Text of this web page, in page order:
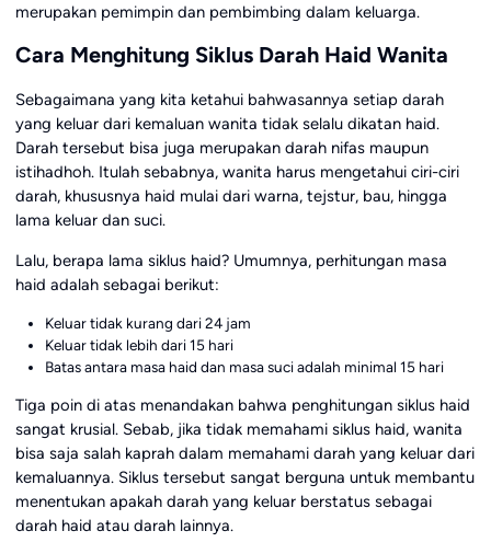
merupakan pemimpin dan pembimbing dalam keluarga.
Cara Menghitung Siklus Darah Haid Wanita
Sebagaimana yang kita ketahui bahwasannya setiap darah
yang keluar dari kemaluan wanita tidak selalu dikatan haid.
Darah tersebut bisa juga merupakan darah nifas maupun
istihadhoh. Itulah sebabnya, wanita harus mengetahui ciri-ciri
darah, khususnya haid mulai dari warna, tejstur, bau, hingga
lama keluar dan suci.
Lalu, berapa lama siklus haid? Umumnya, perhitungan masa
haid adalah sebagai berikut:
Keluar tidak kurang dari 24 jam
Keluar tidak lebih dari 15 hari
Batas antara masa haid dan masa suci adalah minimal 15 hari
Tiga poin di atas menandakan bahwa penghitungan siklus haid
sangat krusial. Sebab, jika tidak memahami siklus haid, wanita
bisa saja salah kaprah dalam memahami darah yang keluar dari
kemaluannya. Siklus tersebut sangat berguna untuk membantu
menentukan apakah darah yang keluar berstatus sebagai
darah haid atau darah lainnya.